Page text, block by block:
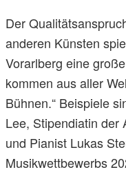
Der
anderen Künsten
Vorarlberg eine
kommen aus aller
Bühnen.“ Beispiele
Lee, Stipendiatin der
und Pianist Lukas
Musikwettbewerbs